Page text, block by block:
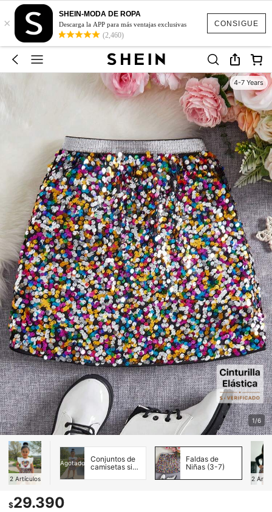
CONSIGUE
×
SHEIN-MODA DE ROPA
Descarga la APP para más ventajas exclusivas
(2,460)
4-7 Years
1/6
2 Artículos
Agotado
Conjuntos de
camisetas sin
Faldas de
Niñas (3-7)
2
$29.390